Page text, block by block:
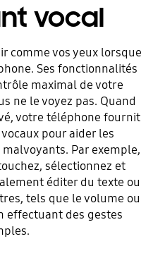
vocal
comme vos yeux lorsque
Ses fonctionnalités
maximal de votre
ne le voyez pas. Quand
votre téléphone fournit
pour aider les
Par exemple,
sélectionnez et
éditer du texte ou
tels que le volume ou
effectuant des gestes